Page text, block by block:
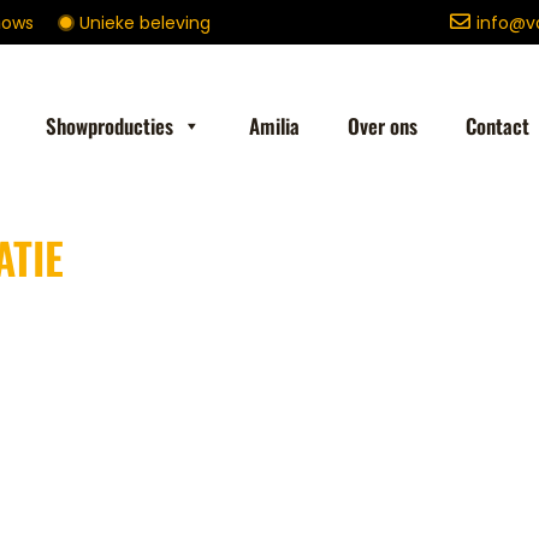
Unieke beleving
Showproducties Amilia Over ons Contact